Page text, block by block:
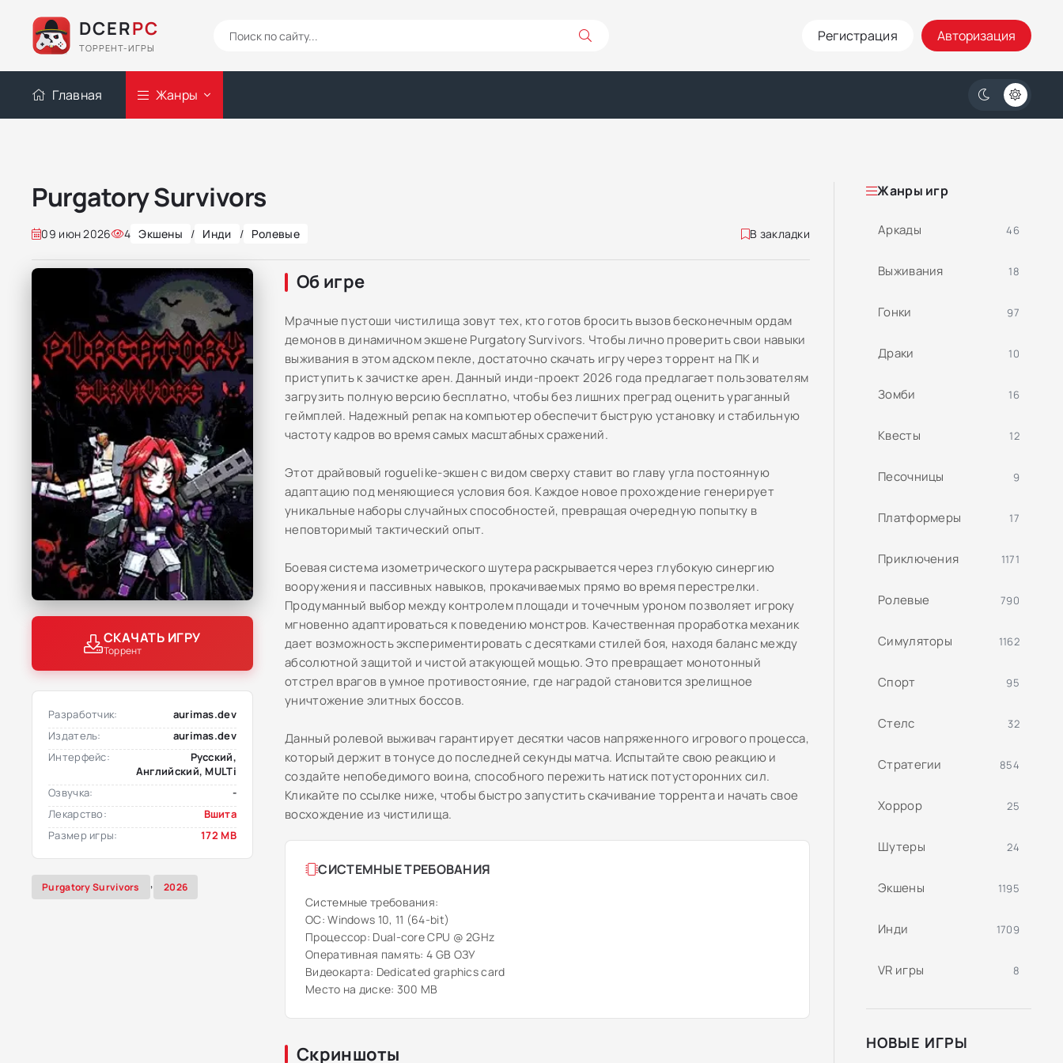
DCERPC
ТОРРЕНТ-ИГРЫ
Регистрация Авторизация
Главная Жанры
Purgatory Survivors
09 июн 2026 4 Экшены / Инди / Ролевые В закладки
СКАЧАТЬ ИГРУ
Торрент
Разработчик:
aurimas.dev
Издатель:
aurimas.dev
Интерфейс:
Русский,
Английский, MULTi
Озвучка:
-
Лекарство:
Вшита
Размер игры:
172 MB
Purgatory Survivors , 2026
Об игре
Мрачные пустоши чистилища зовут тех, кто готов бросить вызов бесконечным ордам
демонов в динамичном экшене Purgatory Survivors. Чтобы лично проверить свои навыки
выживания в этом адском пекле, достаточно скачать игру через торрент на ПК и
приступить к зачистке арен. Данный инди-проект 2026 года предлагает пользователям
загрузить полную версию бесплатно, чтобы без лишних преград оценить ураганный
геймплей. Надежный репак на компьютер обеспечит быструю установку и стабильную
частоту кадров во время самых масштабных сражений.
Этот драйвовый roguelike-экшен с видом сверху ставит во главу угла постоянную
адаптацию под меняющиеся условия боя. Каждое новое прохождение генерирует
уникальные наборы случайных способностей, превращая очередную попытку в
неповторимый тактический опыт.
Боевая система изометрического шутера раскрывается через глубокую синергию
вооружения и пассивных навыков, прокачиваемых прямо во время перестрелки.
Продуманный выбор между контролем площади и точечным уроном позволяет игроку
мгновенно адаптироваться к поведению монстров. Качественная проработка механик
дает возможность экспериментировать с десятками стилей боя, находя баланс между
абсолютной защитой и чистой атакующей мощью. Это превращает монотонный
отстрел врагов в умное противостояние, где наградой становится зрелищное
уничтожение элитных боссов.
Данный ролевой выживач гарантирует десятки часов напряженного игрового процесса,
который держит в тонусе до последней секунды матча. Испытайте свою реакцию и
создайте непобедимого воина, способного пережить натиск потусторонних сил.
Кликайте по ссылке ниже, чтобы быстро запустить скачивание торрента и начать свое
восхождение из чистилища.
СИСТЕМНЫЕ ТРЕБОВАНИЯ
Системные требования:
ОС: Windows 10, 11 (64-bit)
Процессор: Dual-core CPU @ 2GHz
Оперативная память: 4 GB ОЗУ
Видеокарта: Dedicated graphics card
Место на диске: 300 MB
Скриншоты
Жанры игр
Аркады 46
Выживания 18
Гонки 97
Драки 10
Зомби 16
Квесты 12
Песочницы 9
Платформеры 17
Приключения 1171
Ролевые 790
Симуляторы 1162
Спорт 95
Стелс 32
Стратегии 854
Хоррор 25
Шутеры 24
Экшены 1195
Инди 1709
VR игры 8
НОВЫЕ ИГРЫ